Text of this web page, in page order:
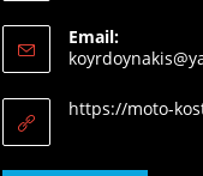
in
your
Email:
https://moto-